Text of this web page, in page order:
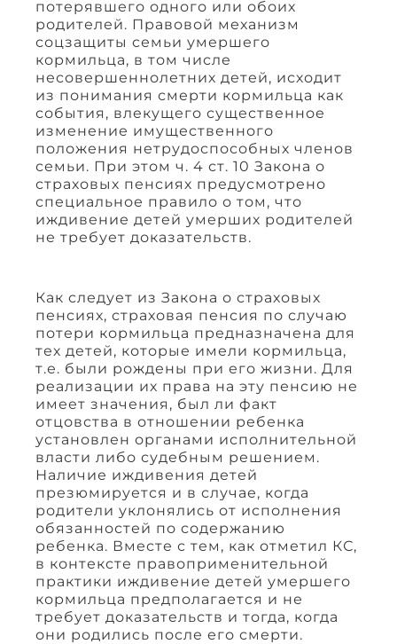
потерявшего одного или обоих
родителей. Правовой механизм
соцзащиты семьи умершего
кормильца, в том числе
несовершеннолетних детей, исходит
из понимания смерти кормильца как
события, влекущего существенное
изменение имущественного
положения нетрудоспособных членов
семьи. При этом ч. 4 ст. 10 Закона о
страховых пенсиях предусмотрено
специальное правило о том, что
иждивение детей умерших родителей
не требует доказательств.
Как следует из Закона о страховых
пенсиях, страховая пенсия по случаю
потери кормильца предназначена для
тех детей, которые имели кормильца,
т.е. были рождены при его жизни. Для
реализации их права на эту пенсию не
имеет значения, был ли факт
отцовства в отношении ребенка
установлен органами исполнительной
власти либо судебным решением.
Наличие иждивения детей
презюмируется и в случае, когда
родители уклонялись от исполнения
обязанностей по содержанию
ребенка. Вместе с тем, как отметил КС,
в контексте правоприменительной
практики иждивение детей умершего
кормильца предполагается и не
требует доказательств и тогда, когда
они родились после его смерти.